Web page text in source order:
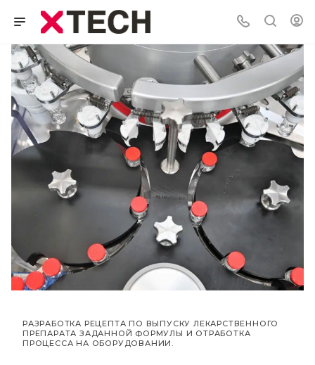
РАЗРАБОТКА РЕЦЕПТА ПО ВЫПУСКУ ЛЕКАРСТВЕННОГО
ПРЕПАРАТА ЗАДАННОЙ ФОРМУЛЫ И ОТРАБОТКА
ПРОЦЕССА НА ОБОРУДОВАНИИ.